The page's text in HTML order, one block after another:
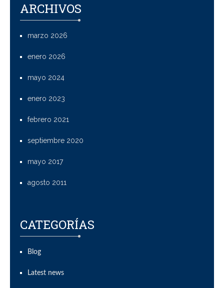
ARCHIVOS
marzo 2026
enero 2026
mayo 2024
enero 2023
febrero 2021
septiembre 2020
mayo 2017
agosto 2011
CATEGORÍAS
Blog
Latest news